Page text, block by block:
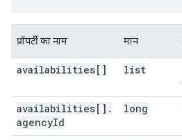
प्रॉपर्टी का नाम मान
availabilities[] list
availabilities[] .
agencyId
long